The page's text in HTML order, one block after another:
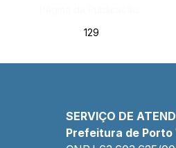
129
SERVIÇO DE
Prefeitura de